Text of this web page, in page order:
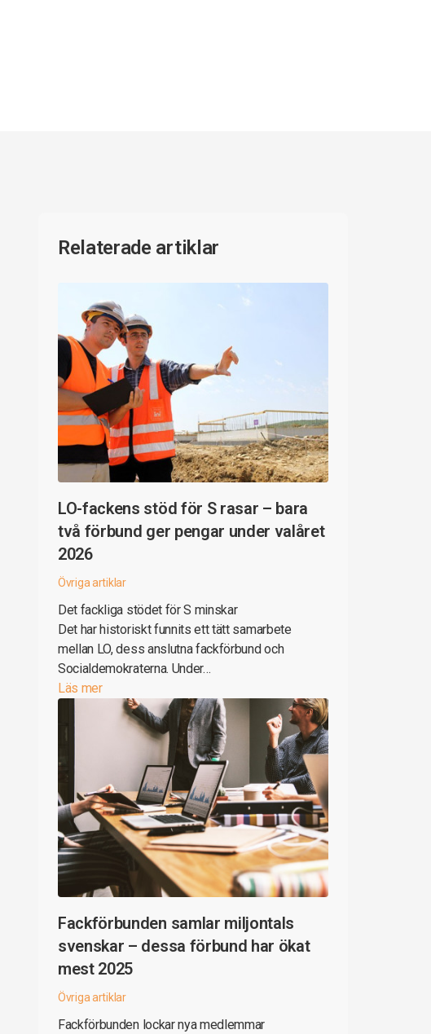
Relaterade artiklar
LO-fackens stöd för S rasar – bara
två förbund ger pengar under valåret
2026
Övriga artiklar
Det fackliga stödet för S minskar
Det har historiskt funnits ett tätt samarbete
mellan LO, dess anslutna fackförbund och
Socialdemokraterna. Under…
Läs mer
Fackförbunden samlar miljontals
svenskar – dessa förbund har ökat
mest 2025
Övriga artiklar
Fackförbunden lockar nya medlemmar